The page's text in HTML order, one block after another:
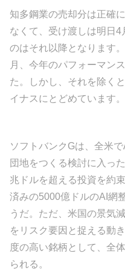
知多鋼業の売却分は正確
なくて、受け渡しは明日
のはそれ以降となります
月、今年のパフォーマン
た。しかし、それを除く
イナスにとどめています。
ソフトバンクGは、全米
団地をつくる検討に入っ
兆ドルを超える投資を約
済みの5000億ドルのAI網
うだ。ただ、米国の景気
をリスク要因と捉える動
度の高い銘柄として、全
られる。